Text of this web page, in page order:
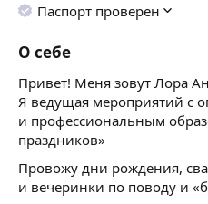
Паспорт проверен
О себе
Привет! Меня зовут Лора
Я ведущая мероприятий с
и профессиональным
праздников»
Провожу дни рождения,
и вечеринки по поводу и